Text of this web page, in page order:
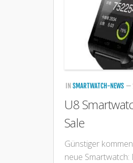
IN SMARTWATCH-NEWS —
U8
Sale
Günstiger
neue Smartwatch: